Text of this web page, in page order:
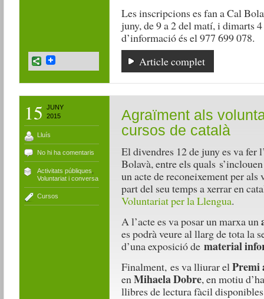
Les inscripcions es fan a Cal
juny, de 9 a 2 del matí, i dimarts
d’informació és el 977 699 078.
Article complet
15
JUNY
2015
Lluís
No hi ha comentaris
Activitats públiques
Voluntariat i conversa
Cursos
Agraïment als
cursos de català
El divendres 12 de juny es va fer
Bolavà, entre els quals
un acte de reconeixement per
part del seu temps a xerrar en
Voluntariat per la Llengua.
A l’acte es va posar un marxa un
es podrà veure al llarg de tota la
d’una exposició de material
Finalment, es va lliurar elPremi
enMihaela Dobre, en motiu
llibres de lectura fàcil disponibles